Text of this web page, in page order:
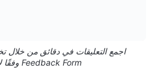
Feedback Form وفقًا لاحتياجاتك